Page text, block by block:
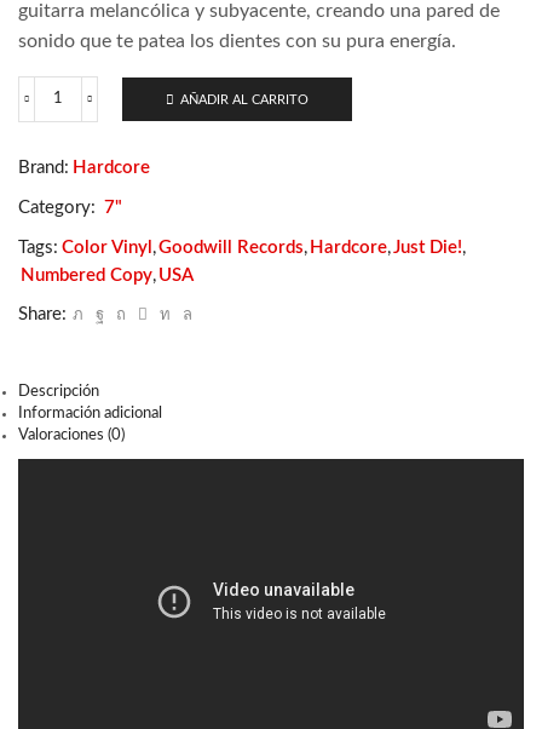
guitarra melancólica y subyacente, creando una pared de
sonido que te patea los dientes con su pura energía.
Just
Since
Day
We
Born
AÑADIR AL CARRITO
Brand: Hardcore
Category: 7"
Tags: Color Vinyl ,Goodwill Records, Hardcore,Just Die!,
Numbered Copy, USA
Share:
Descripción
Información adicional
Valoraciones (0)